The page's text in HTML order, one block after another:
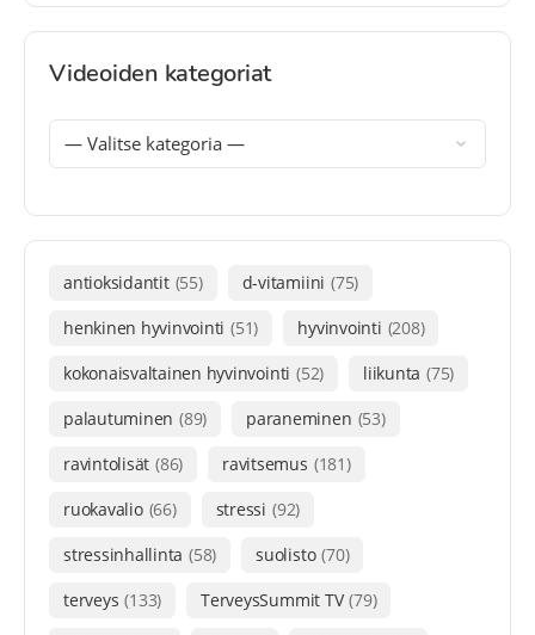
Videoiden kategoriat
antioksidantit (55) d-vitamiini (75)
henkinen hyvinvointi (51) hyvinvointi (208)
kokonaisvaltainen hyvinvointi (52) liikunta (75)
palautuminen (89) paraneminen (53)
ravintolisät (86) ravitsemus (181)
ruokavalio (66) stressi (92)
stressinhallinta (58) suolisto (70)
terveys (133) TerveysSummit TV (79)